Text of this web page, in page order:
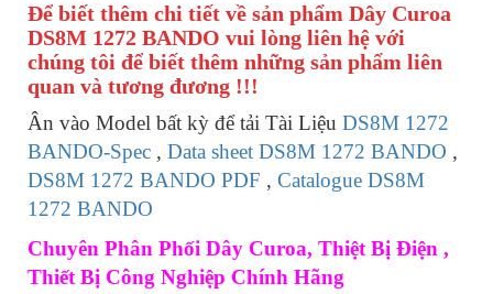
Để biết thêm chi tiết về sản phẩm Dây Curoa
DS8M 1272 BANDO vui lòng liên hệ với
chúng tôi để biết thêm những sản phẩm liên
quan và tương đương !!!
Ân vào Model bất kỳ để tải Tài Liệu DS8M 1272
BANDO-Spec , Data sheet DS8M 1272 BANDO ,
DS8M 1272 BANDO PDF , Catalogue DS8M
1272 BANDO
Chuyên Phân Phối Dây Curoa, Thiệt Bị Điện ,
Thiết Bị Công Nghiệp Chính Hãng